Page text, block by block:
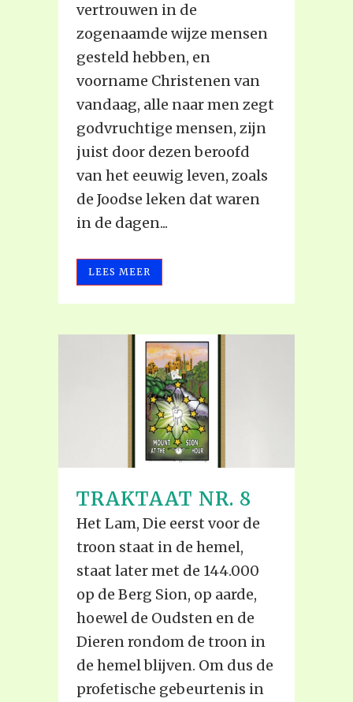
vertrouwen in de
zogenaamde wijze mensen
gesteld hebben, en
voorname Christenen van
vandaag, alle naar men zegt
godvruchtige mensen, zijn
juist door dezen beroofd
van het eeuwig leven, zoals
de Joodse leken dat waren
in de dagen...
LEES MEER
TRAKTAAT NR. 8
Het Lam, Die eerst voor de
troon staat in de hemel,
staat later met de 144.000
op de Berg Sion, op aarde,
hoewel de Oudsten en de
Dieren rondom de troon in
de hemel blijven. Om dus de
profetische gebeurtenis in